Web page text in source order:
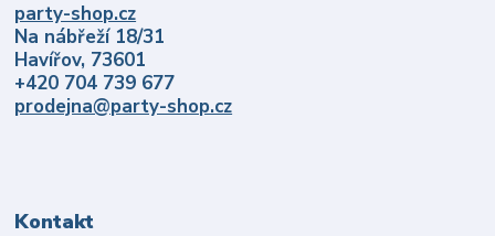
party-shop.cz
Na nábřeží 18/31
Havířov, 73601
+420 704 739 677
prodejna@party-shop.cz
Kontakt